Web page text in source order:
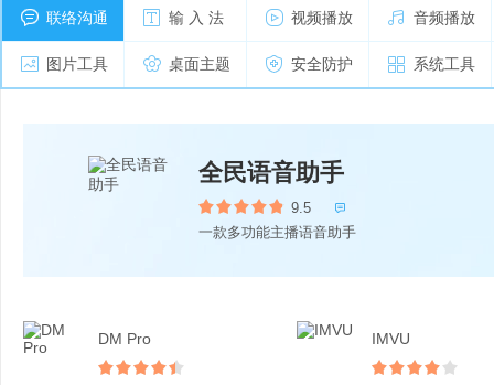
联络沟通 输 入 法 视频播放 音频播放
图片工具 桌面主题 安全防护 系统工具
全民语音助手
9.5 
一款多功能主播语音助手
DM Pro IMVU